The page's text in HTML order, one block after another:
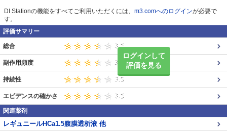
DI Stationの機能をすべてご利用いただくには、 m3.comへのログインが必要で
す。
評価サマリー
ログインして
評価を見る
総合
副作用頻度
持続性
エビデンスの確かさ
関連薬剤
レギュニールHCa1.5腹膜透析液 他